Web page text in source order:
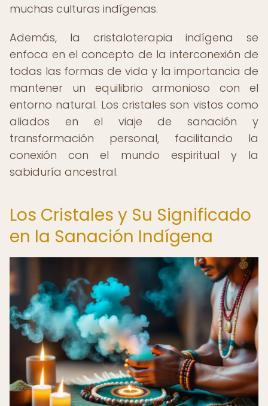
muchas culturas indígenas.
Además, la cristaloterapia indígena se
enfoca en el concepto de la interconexión de
todas las formas de vida y la importancia de
mantener un equilibrio armonioso con el
entorno natural. Los cristales son vistos como
aliados en el viaje de sanación y
transformación personal, facilitando la
conexión con el mundo espiritual y la
sabiduría ancestral.
Los Cristales y Su Significado
en la Sanación Indígena